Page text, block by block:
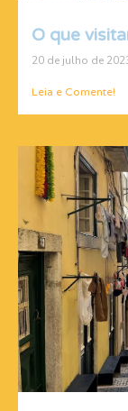
O que
20 de julho de
Leia e Comente!